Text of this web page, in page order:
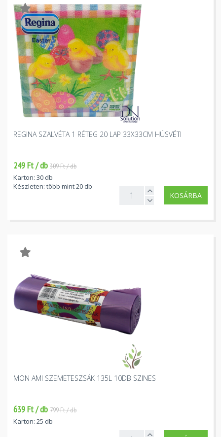
REGINA SZALVÉTA 1 RÉTEG 20 LAP 33X33CM HÚSVÉTI
249 Ft / db 309 Ft / db
Karton: 30 db
Készleten: több mint 20 db
KOSÁRBA
MON AMI SZEMETESZSÁK 135L 10DB SZINES
639 Ft / db 799 Ft / db
Karton: 25 db